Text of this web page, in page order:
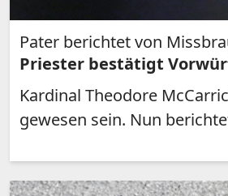
Pater berichtet von
Priester bestätigt
Kardinal Theodore
gewesen sein. Nun